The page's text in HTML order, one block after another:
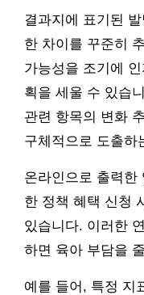
결과지에 표기된
한 차이를 꾸준히
가능성을 조기에
획을 세울 수 있습
관련 항목의 변화
구체적으로 도출하
온라인으로 출력한
한 정책 혜택 신청
있습니다. 이러한
하면 육아 부담을
예를 들어, 특정 지